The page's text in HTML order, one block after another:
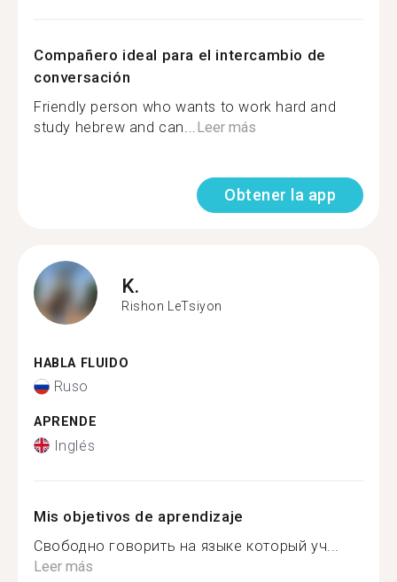
Compañero ideal para el intercambio de
conversación
Friendly person who wants to work hard and
study hebrew and can... Leer más
Obtener la app
K.
Rishon LeTsiyon
HABLA FLUIDO
Ruso
APRENDE
Inglés
Mis objetivos de aprendizaje
Свободно говорить на языке который уч...
Leer más